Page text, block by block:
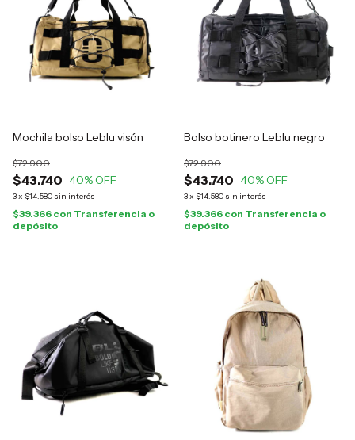
Mochila bolso Leblu visón
$43.740
$72.900
40% OFF
3x $14.580 sin interés
$39.366 con Transferencia o
depósito
Bolso botinero Leblu negro
$43.740
$72.900
40% OFF
3x $14.580 sin interés
$39.366 con Transferencia o
depósito